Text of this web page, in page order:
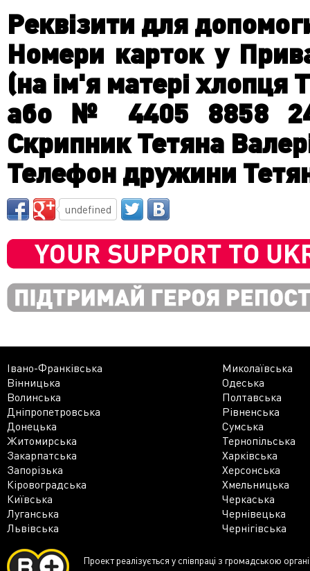
Реквізити для
Номери карток у
(на ім'я матері хлопця
або № 4405 8858
Скрипник Тетяна
Телефон дружини
undefined
Івано-Франківська
Миколаївська
Вінницька
Одеська
Волинська
Полтавська
Дніпропетровська
Рівненська
Донецька
Сумська
Житомирська
Тернопільська
Закарпатська
Харківська
Запорізька
Херсонська
Кіровоградська
Хмельницька
Київська
Черкаська
Луганська
Чернівецька
Львівська
Чернігівська
Проект реалізується у співпраці з громадською